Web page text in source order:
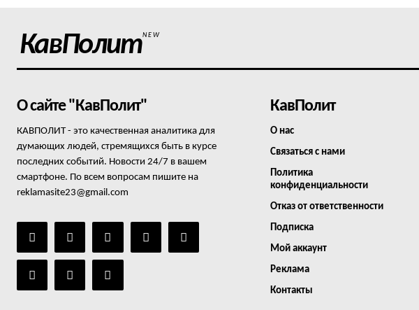
КавПолитNEW
О сайте "КавПолит"
КАВПОЛИТ - это качественная аналитика для
думающих людей, стремящихся быть в курсе
последних событий. Новости 24/7 в вашем
смартфоне. По всем вопросам пишите на
reklamasite23@gmail.com
КавПолит
О нас
Связаться с нами
Политика
конфиденциальности
Отказ от ответственности
Подписка
Мой аккаунт
Реклама
Контакты